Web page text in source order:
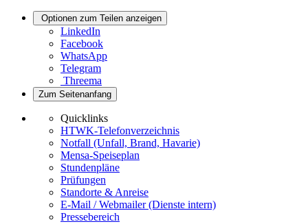
Optionen zum Teilen anzeigen
LinkedIn
Facebook
WhatsApp
Telegram
Threema
Zum Seitenanfang
Quicklinks
HTWK-Telefonverzeichnis
Notfall (Unfall, Brand, Havarie)
Mensa-Speiseplan
Stundenpläne
Prüfungen
Standorte & Anreise
E-Mail / Webmailer (Dienste intern)
Pressebereich